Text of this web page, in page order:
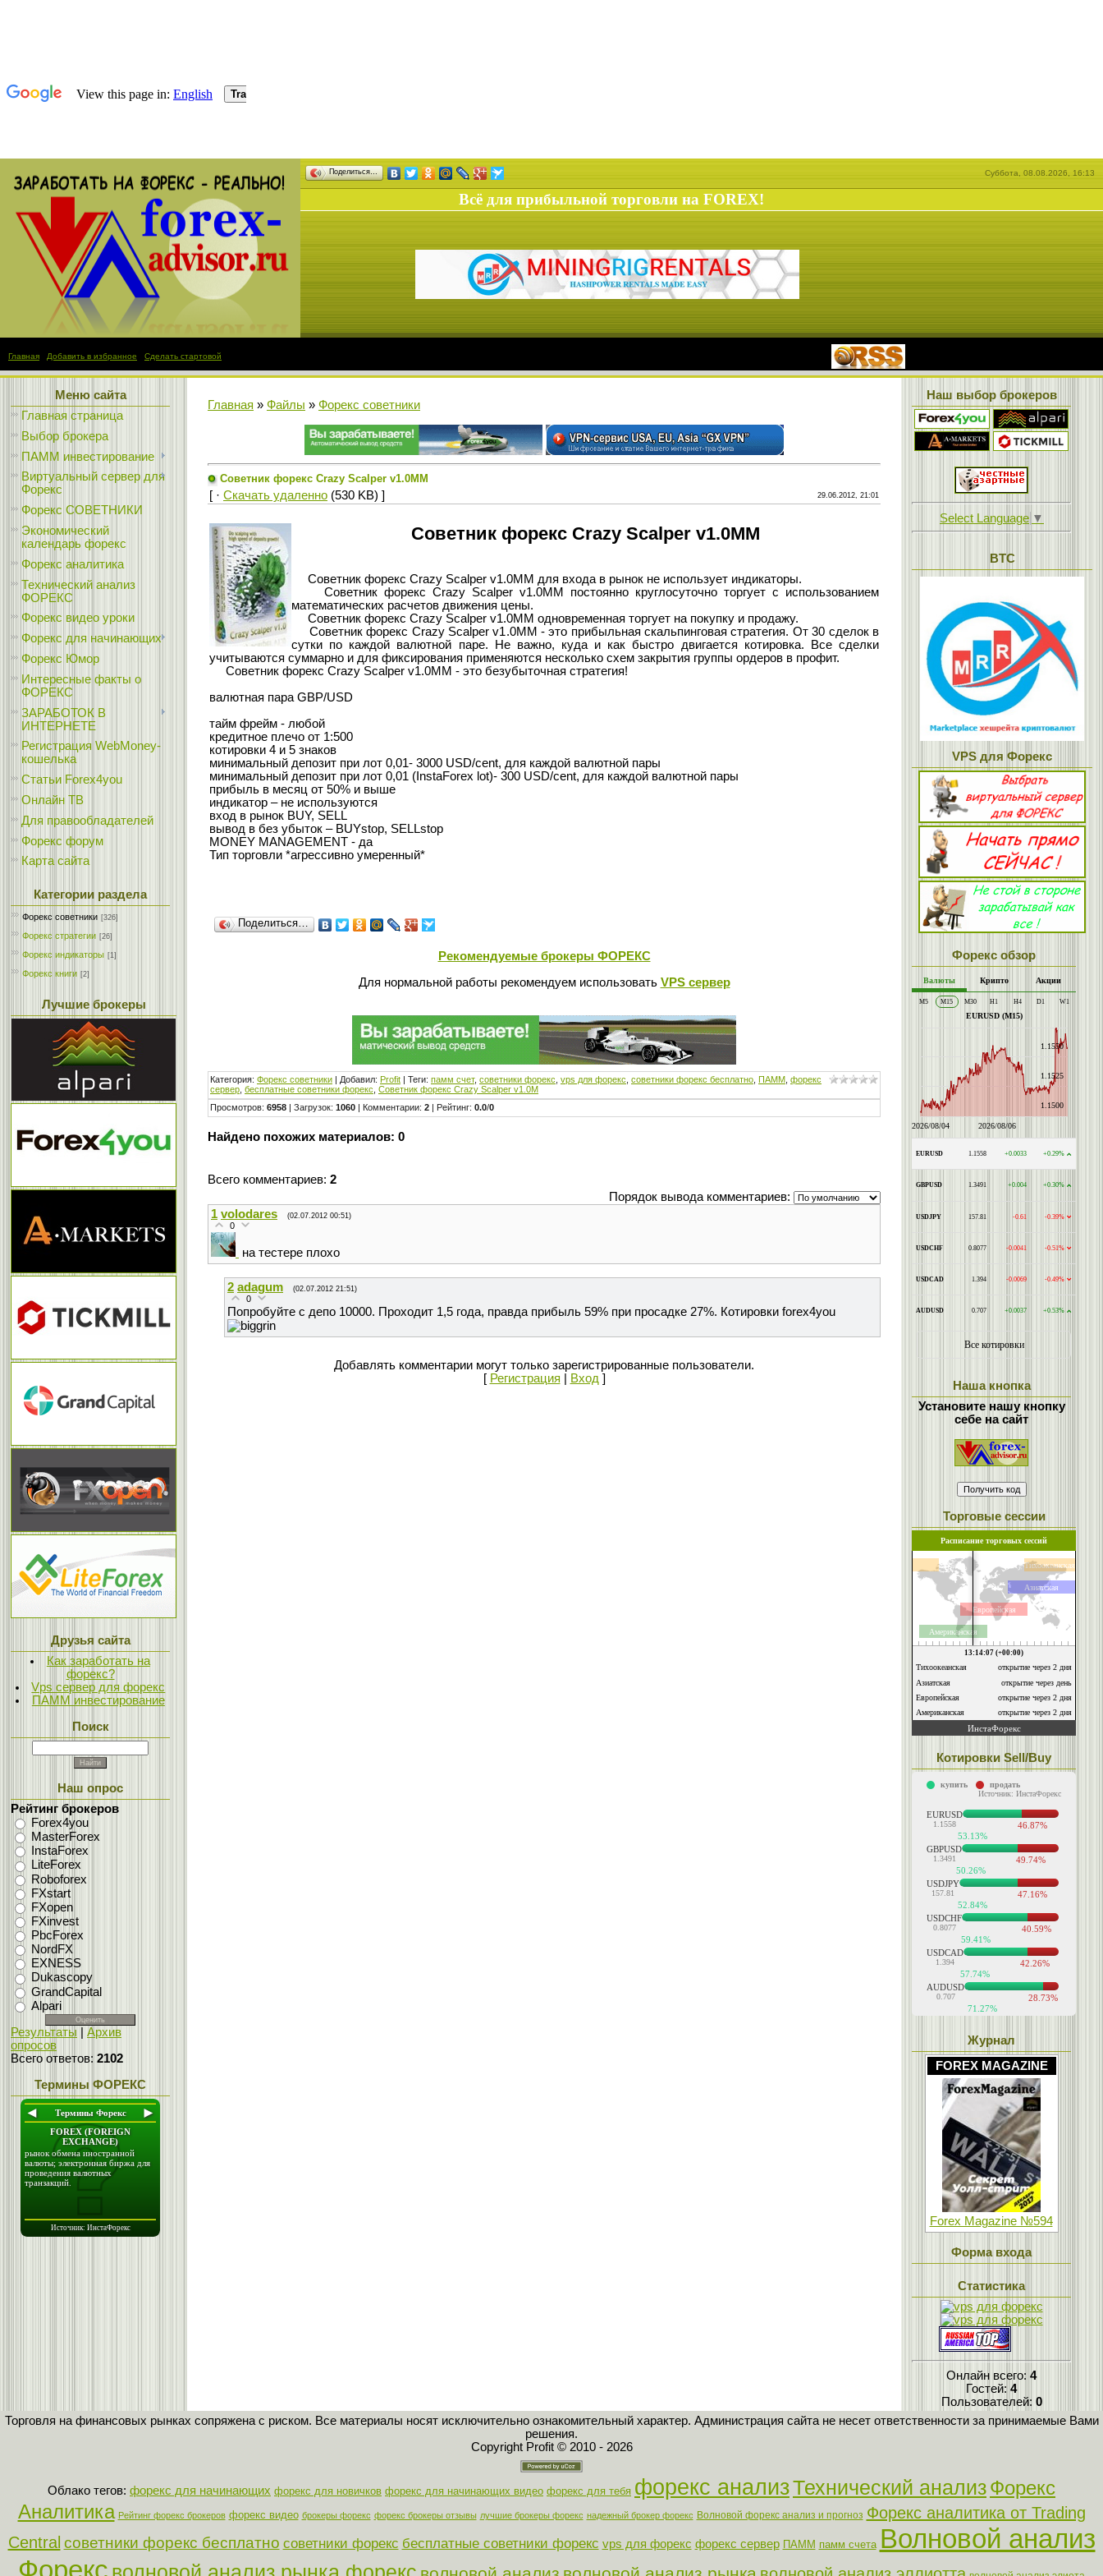
Поделиться… Суббота, 08.08.2026, 16:13
Всё для прибыльной торговли на FOREX!
Главная Добавить в избранное Сделать стартовой
Меню сайта
Главная страница
Выбор брокера
ПАММ инвестирование
Виртуальный сервер для
Форекс
Форекс СОВЕТНИКИ
Экономический
календарь форекс
Форекс аналитика
Технический анализ
ФОРЕКС
Форекс видео уроки
Форекс для начинающих
Форекс Юмор
Интересные факты о
ФОРЕКС
ЗАРАБОТОК В
ИНТЕРНЕТЕ
Регистрация WebMoney-
кошелька
Статьи Forex4you
Онлайн ТВ
Для правообладателей
Форекс форум
Карта сайта
Категории раздела
Форекс cоветники [326]
Форекс стратегии [26]
Форекс индикаторы [1]
Форекс книги [2]
Лучшие брокеры
Друзья сайта
Как заработать на
форекс?
Vps сервер для форекс
ПАММ инвестирование
Поиск
Наш опрос
Рейтинг брокеров
Forex4you
MasterForex
InstaForex
LiteForex
Roboforex
FXstart
FXopen
FXinvest
PbcForex
NordFX
EXNESS
Dukascopy
GrandCapital
Alpari
Результаты
Архив
опросов
Всего ответов: 2102
Термины ФОРЕКС
Главная » Файлы » Форекс cоветники
Советник форекс Crazy Scalper v1.0MM
[ · Скачать удаленно (530 KB) ] 29.06.2012, 21:01
Советник форекс Crazy Scalper v1.0MM
Советник форекс Crazy Scalper v1.0MM для входа в рынок не использует индикаторы.
Советник форекс Crazy Scalper v1.0MM постоянно круглосуточно торгует с использованием
математических расчетов движения цены.
Советник форекс Crazy Scalper v1.0MM одновременная торгует на покупку и продажу.
Советник форекс Crazy Scalper v1.0MM - это прибыльная скальпинговая стратегия. От 30 сделок в
сутки по каждой валютной паре. Не важно, куда и как быстро двигается котировка. Все сделки
учитываются суммарно и для фиксирования применяются несколько схем закрытия группы ордеров в профит.
Советник форекс Crazy Scalper v1.0MM - это безубыточная стратегия!
валютная пара GBP/USD
тайм фрейм - любой
кредитное плечо от 1:500
котировки 4 и 5 знаков
минимальный депозит при лот 0,01- 3000 USD/cent, для каждой валютной пары
минимальный депозит при лот 0,01 (InstaForex lot)- 300 USD/cent, для каждой валютной пары
прибыль в месяц от 50% и выше
индикатор – не используются
вход в рынок BUY, SELL
вывод в без убыток – BUYstop, SELLstop
MONEY MANAGEMENT - да
Тип торговли *агрессивно умеренный*
Поделиться…
Рекомендуемые брокеры ФОРЕКС
Для нормальной работы рекомендуем использовать VPS сервер
Категория: Форекс cоветники | Добавил: Profit | Теги: памм счет, советники форекс vps для форекс советники форекс бесплатно ПАММ форекс
сервер бесплатные советники форекс Советник форекс Crazy Scalper v1.0M
Просмотров: 6958 | Загрузок: 1060 | Комментарии: 2 | Рейтинг: 0.0/0
Найдено похожих материалов: 0
Всего комментариев: 2
Порядок вывода комментариев:
1 volodares (02.07.2012 00:51)
0
на тестере плохо
2 adagum (02.07.2012 21:51)
0
Попробуйте с депо 10000. Проходит 1,5 года, правда прибыль 59% при просадке 27%. Котировки forex4you
Добавлять комментарии могут только зарегистрированные пользователи.
[ Регистрация Вход ]
Наш выбор брокеров
Select Language ▼
BTC
VPS для Форекс
Форекс обзор
Наша кнопка
Установите нашу кнопку
себе на сайт
Торговые сессии
Котировки Sell/Buy
Журнал
FOREX MAGAZINE
Forex Magazine №594
Форма входа
Статистика
Онлайн всего: 4
Гостей: 4
Пользователей: 0
Торговля на финансовых рынках сопряжена с риском. Все материалы носят исключительно ознакомительный характер. Администрация сайта не несет ответственности за принимаемые Вами
решения.
Copyright Profit © 2010 - 2026
Облако тегов: форекс для начинающих форекс для новичков форекс для начинающих видео форекс для тебя форекс анализТехнический анализФорекс
Аналитика Рейтинг форекс брокеров форекс видео брокеры форекс форекс брокеры отзывы лучшие брокеры форекс надежный брокер форекс Волновой форекс анализ и прогноз Форекс аналитика от Trading
Central советники форекс бесплатно советники форекс бесплатные советники форекс vps для форекс форекс сервер ПАММ памм счета Волновой анализ
Форекс